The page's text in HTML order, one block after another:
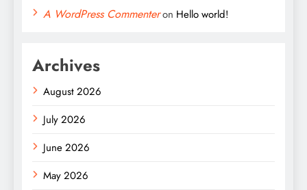
A WordPress Commenteron Hello world!
Archives
August 2026
July 2026
June 2026
May 2026